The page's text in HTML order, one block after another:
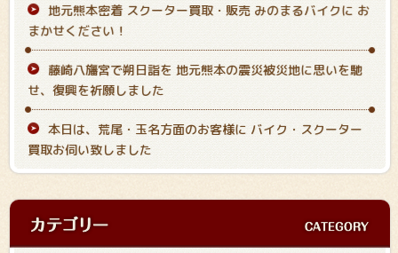
地元熊本密着 スクーター買取・販売 みのまるバイクに お
まかせください！
藤崎八旛宮で朔日詣を 地元熊本の震災被災地に思いを馳
せ、復興を祈願しました
本日は、荒尾・玉名方面のお客様に バイク・スクーター
買取お伺い致しました